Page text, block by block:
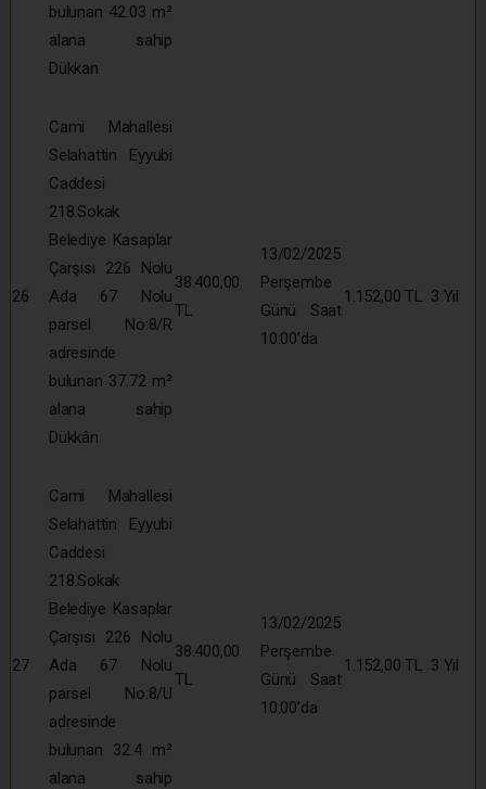
bulunan 42.03 m²
alana sahip
Dükkan
26
Cami Mahallesi
Selahattin Eyyubi
Caddesi
218.Sokak
Belediye Kasaplar
Çarşısı 226 Nolu
Ada 67 Nolu
parsel No:8/R
adresinde
bulunan 37.72 m²
alana sahip
Dükkân
38.400,00
TL
13/02/2025
Perşembe
Günü Saat
10:00’da
1.152,00 TL 3 Yıl
27
Cami Mahallesi
Selahattin Eyyubi
Caddesi
218.Sokak
Belediye Kasaplar
Çarşısı 226 Nolu
Ada 67 Nolu
parsel No:8/U
adresinde
bulunan 32.4 m²
alana sahip
38.400,00
TL
13/02/2025
Perşembe
Günü Saat
10:00’da
1.152,00 TL 3 Yıl